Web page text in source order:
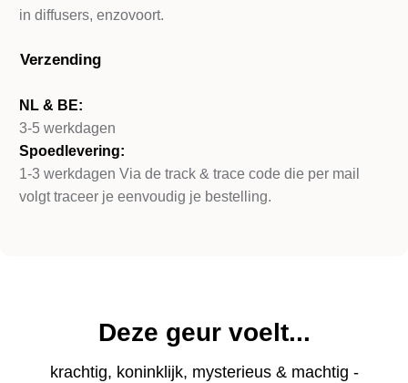
in diffusers, enzovoort.
Verzending
NL & BE:
3-5 werkdagen
Spoedlevering:
1-3 werkdagen Via de track & trace code die per mail
volgt traceer je eenvoudig je bestelling.
Deze geur voelt...
krachtig, koninklijk, mysterieus & machtig -